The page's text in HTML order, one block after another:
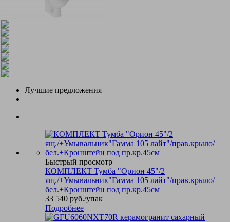
Лучшие предложения
Быстрый просмотр
КОМПЛЕКТ Тумба "Орион 45"/2
ящ./+Умывальник"Гамма 105 лайт"/прав.крыло/
бел.+Кронштейн под пр.кр.45см
33 540 руб./упак
Подробнее